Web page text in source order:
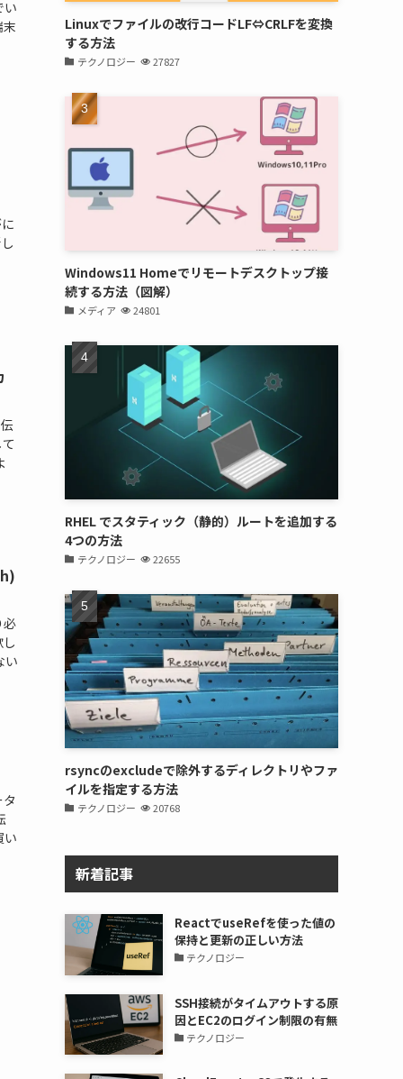
い
必
い
い
Linuxでファイルの改行コードLF⇔CRLFを変換
する方法
テクノロジー 27827
Windows11 Homeでリモートデスクトップ接
続する方法（図解）
メディア 24801
RHEL でスタティック（静的）ルートを追加する
4つの方法
テクノロジー 22655
rsyncのexcludeで除外するディレクトリやファ
イルを指定する方法
テクノロジー 20768
新着記事
ReactでuseRefを使った値の
保持と更新の正しい方法
テクノロジー
SSH接続がタイムアウトする原
因とEC2のログイン制限の有無
テクノロジー